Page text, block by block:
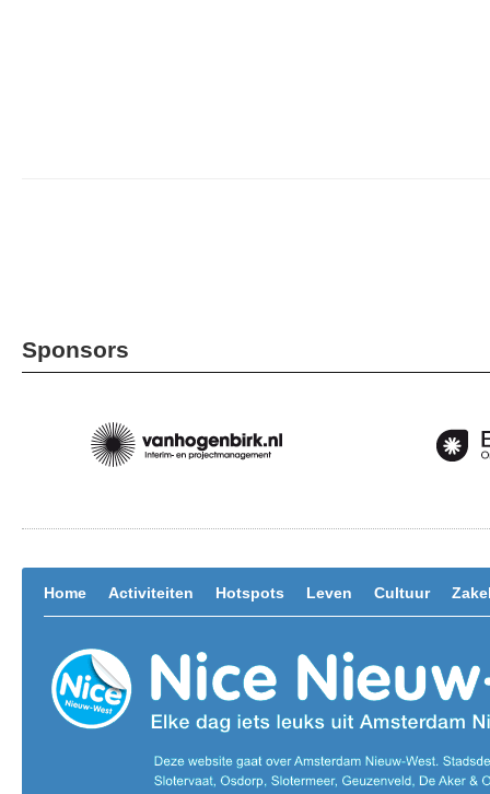
Sponsors
Home Activiteiten Hotspots Leven Cultuur